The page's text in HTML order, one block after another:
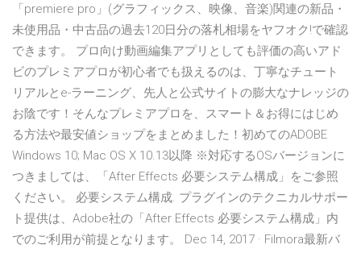
「premiere pro」(グラフィックス、映像、音楽)関連の新品・
未使用品・中古品の過去120日分の落札相場をヤフオク!で確認
できます。 プロ向け動画編集アプリとしても評価の高いアド
ビのプレミアプロが初心者でも扱えるのは、丁寧なチュート
リアルとe-ラーニング、先人と公式サイトの膨大なナレッジの
お陰です！そんなプレミアプロを、スマート＆お得にはじめ
る方法や最安値ショップをまとめました！初めてのADOBE
Windows 10; Mac OS X 10.13以降 ※対応するOSバージョンに
つきましては、「After Effects 必要システム構成」をご参照
ください。 必要システム構成. プラグインのテクニカルサポー
ト提供は、Adobe社の「After Effects 必要システム構成」内
でのご利用が前提となります。 Dec 14, 2017 · Filmora最新バ